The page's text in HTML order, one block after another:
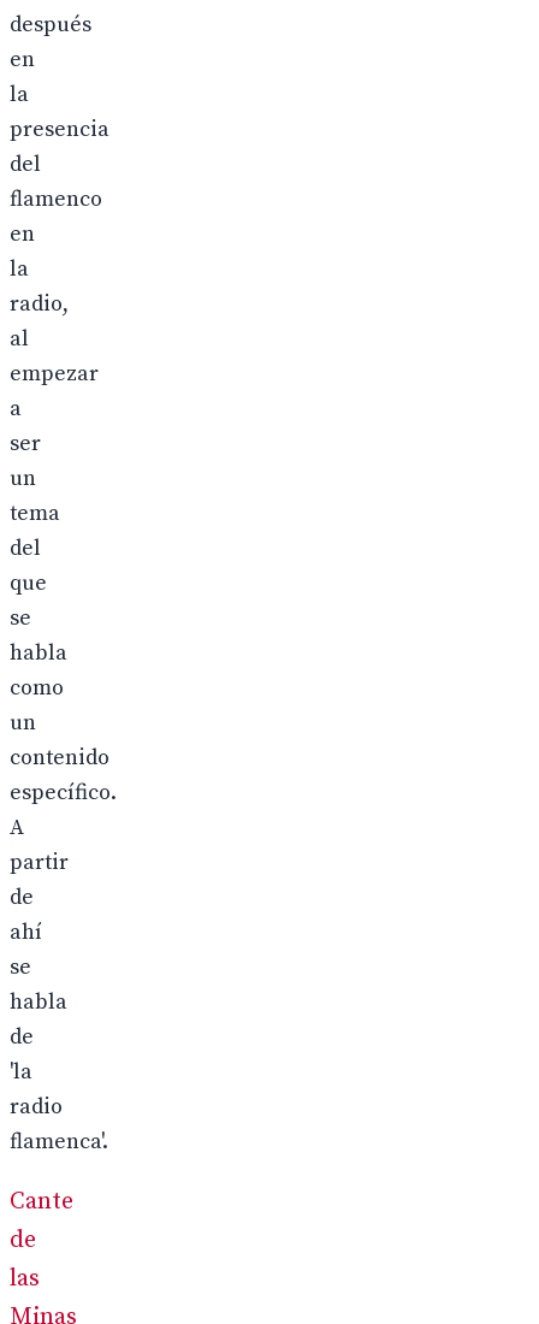
después
en
la
presencia
del
flamenco
en
la
radio,
al
empezar
a
ser
un
tema
del
que
se
habla
como
un
contenido
específico.
A
partir
de
ahí
se
habla
de
'la
radio
flamenca'.
Cante
de
las
Minas